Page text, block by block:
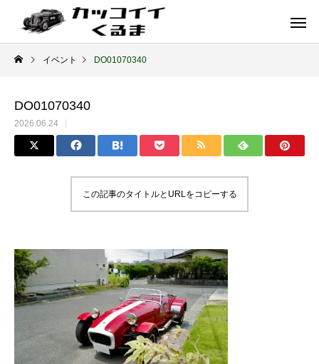
イギリス車
ENGLAND
ドイツ車
GERMANY
イベント DO01070340
DO01070340
2026.06.24
この記事のタイトルとURLをコピーする